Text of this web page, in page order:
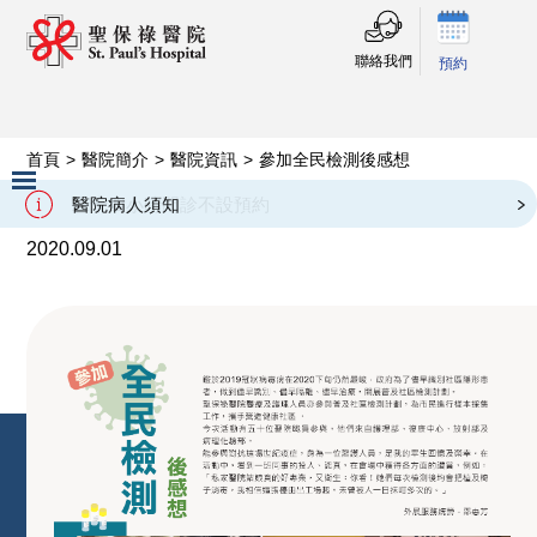
聯絡我們 預約
二十四小時門診不設預約
醫院病人須知
Slide 2 of 3.
首頁 > 醫院簡介 > 醫院資訊 > 參加全民檢測後感想
參加全民檢測後感想
2020.09.01